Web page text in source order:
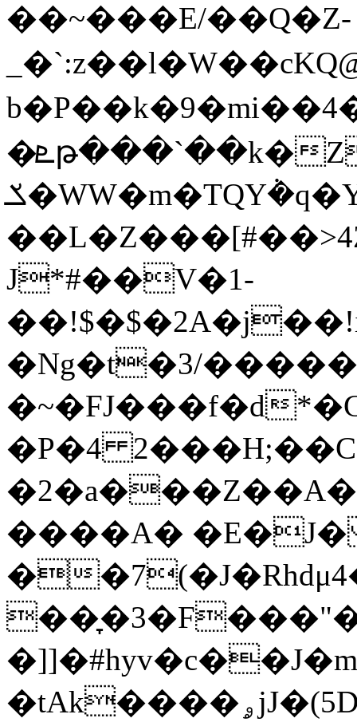
��~���E/��Q�Z-
�ܧթ���`��k�Z�yVkP}
ݎ�WW�m�TQY݃�q�Yr���W�Y��5�m��l�9L�u��c�Zn����Ð��Ŵ]��0���Ҝb���N���(�WO��1�D��4��L�=g�KY�LZ�2��%���2�2��Bjo-
J*#��V�1-
�Ng�t�3/
�~�FJ���f�d
�P�4
����A�
�
�tAk����ۄjJ�(5D����k{��G������f�p_5T໓�V�w*�m~���^.�7W�h��ŷ�֝i%�